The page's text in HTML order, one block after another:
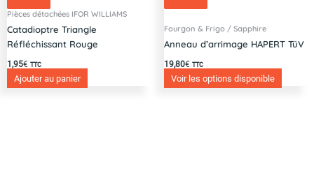
Pièces détachées IFOR WILLIAMS
Catadioptre Triangle
Réfléchissant Rouge
1,95€ TTC
Ajouter au panier
Fourgon & Frigo / Sapphire
Anneau d’arrimage HAPERT TüV
19,80€ TTC
Voir les options disponible